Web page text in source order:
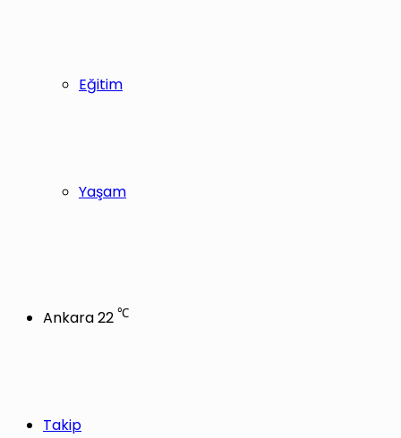
Eğitim
Yaşam
Ankara22 ℃
Takip